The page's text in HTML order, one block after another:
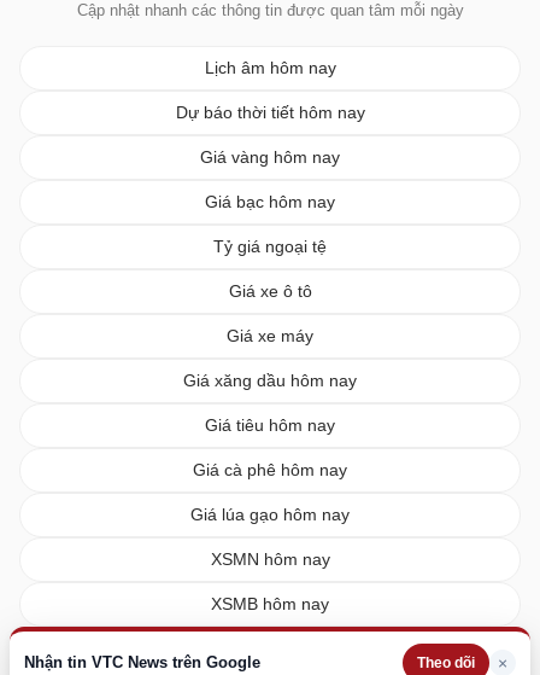
Nhận tin VTC News trên Google Theo dõi ×
Cập nhật nhanh các thông tin được quan tâm mỗi ngày
Lịch âm hôm nay
Dự báo thời tiết hôm nay
Giá vàng hôm nay
Giá bạc hôm nay
Tỷ giá ngoại tệ
Giá xe ô tô
Giá xe máy
Giá xăng dầu hôm nay
Giá tiêu hôm nay
Giá cà phê hôm nay
Giá lúa gạo hôm nay
XSMN hôm nay
XSMB hôm nay